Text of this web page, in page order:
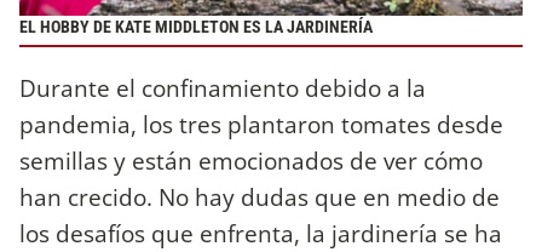
EL HOBBY DE KATE MIDDLETON ES LA JARDINERÍA
Durante el confinamiento debido a la
pandemia, los tres plantaron tomates desde
semillas y están emocionados de ver cómo
han crecido. No hay dudas que en medio de
los desafíos que enfrenta, la jardinería se ha